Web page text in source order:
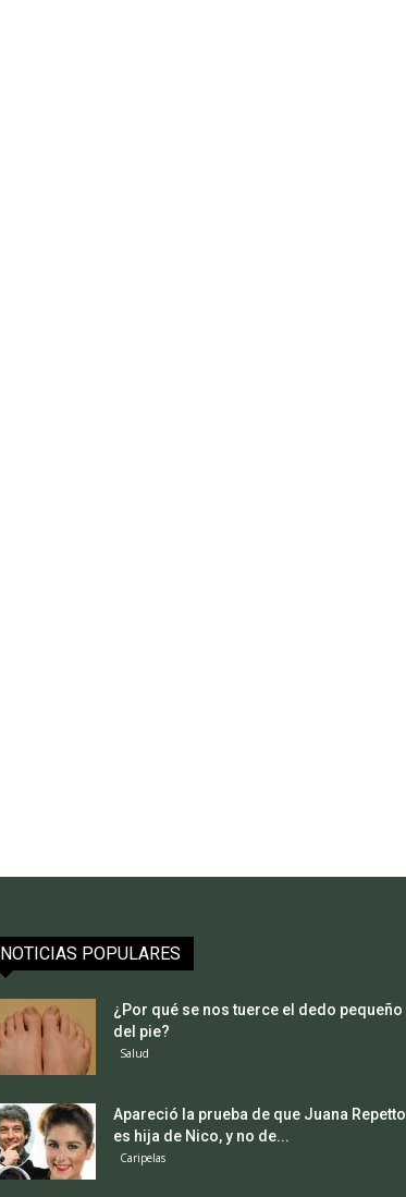
NOTICIAS POPULARES
¿Por qué se nos tuerce el dedo pequeño
del pie?
Salud
Apareció la prueba de que Juana Repetto
es hija de Nico, y no de...
Caripelas